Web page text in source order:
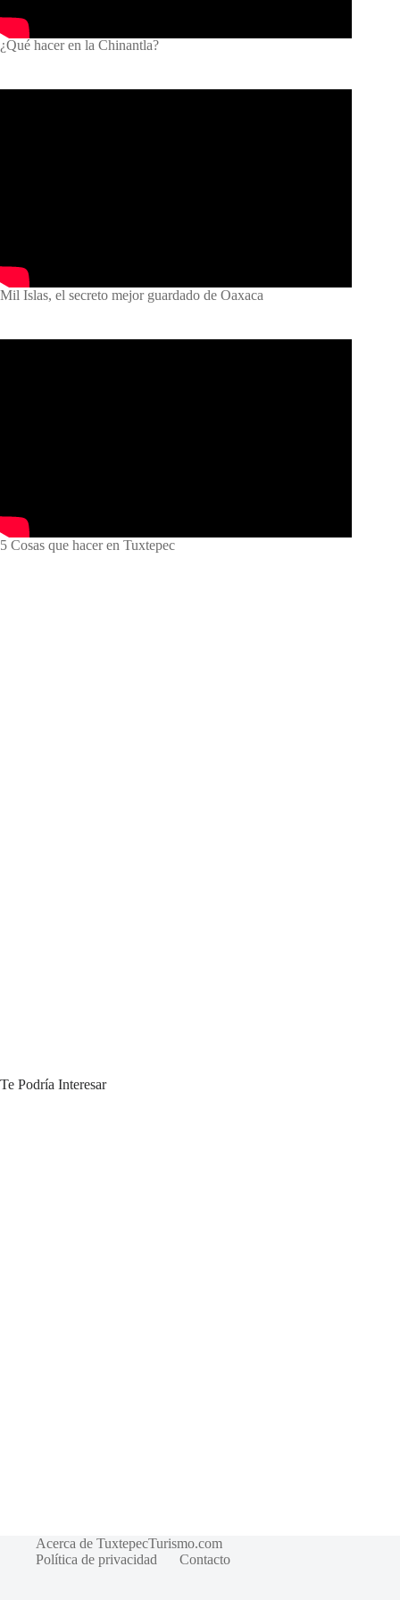
¿Qué hacer en la Chinantla?
Mil Islas, el secreto mejor guardado de Oaxaca
5 Cosas que hacer en Tuxtepec
Te Podría Interesar
Acerca de TuxtepecTurismo.com
Política de privacidad
Contacto